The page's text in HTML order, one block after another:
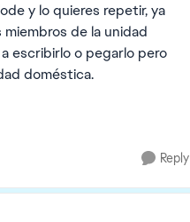
y lo quieres repetir, ya
de la unidad
escribirlo o pegarlo pero
doméstica.
Reply